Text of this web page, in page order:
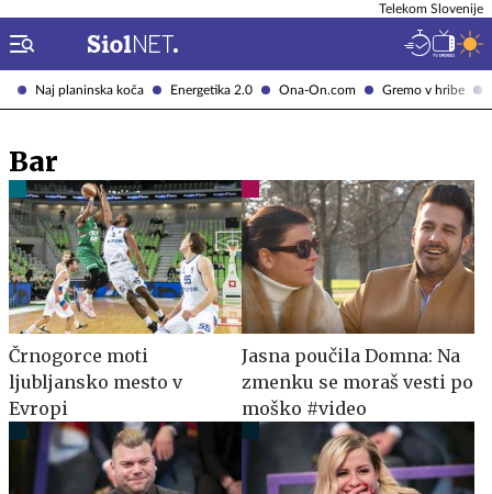
Naj planinska koča Energetika 2.0 Ona-On.com Gremo v hribe
Telekom Slovenije
Bar
Črnogorce moti
ljubljansko mesto v
Evropi
Jasna poučila Domna: Na
zmenku se moraš vesti po
moško #video